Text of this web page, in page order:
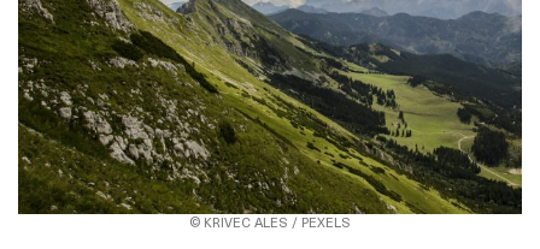
© KRIVEC ALES / PEXELS